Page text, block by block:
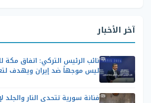
آخر الأخبار
نائب الرئيس التركي: اتفاق مكة
ليس موجهاً ضد إيران ويهدف
فنانة سورية تتحدى النار والجلد